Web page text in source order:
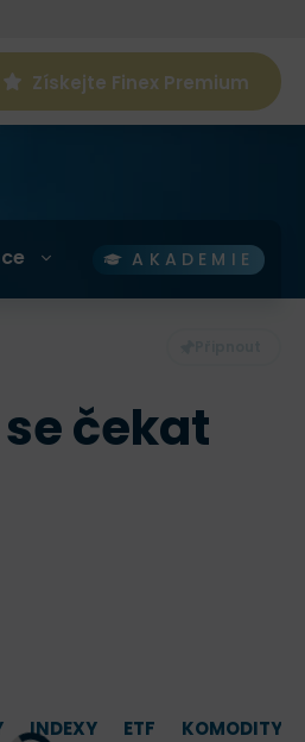
Získejte Finex Premium
AKADEMIE
čekat
INDEXY ETF KOMODITY